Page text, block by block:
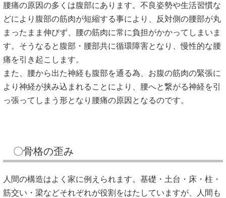
腰痛の原因の多くは腹部にあります。不良姿勢や生活習慣な
どにより腹部の筋肉が短縮する事により、反対側の腰部が丸
まったまま伸びず、腰の筋肉に常に負担がかかってしまいま
す。そうなると腹部・腰部共に循環障害となり、慢性的な腰
痛を引き起こします。
また、腰から出た神経も腹部を通る為、お腹の筋肉の緊張に
より神経が挟み込まれることにより、腰へと繋がる神経を引
っ張ってしまう形となり腰痛の原因となるのです。
〇骨格の歪み
人間の構造はよく家に例えられます。基礎・土台・床・柱・
筋交い・梁などそれぞれが役割をはたしていますが、人間も